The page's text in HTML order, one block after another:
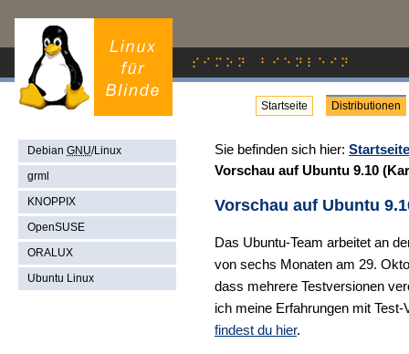
Startseite Distributionen
Debian GNU/Linux
grml
KNOPPIX
OpenSUSE
ORALUX
Ubuntu Linux
Sie befinden sich hier: Startseite
Vorschau auf Ubuntu 9.10
Vorschau auf Ubuntu
Das Ubuntu-Team arbeitet an
von sechs Monaten am 29.
dass mehrere Testversionen
ich meine Erfahrungen mit
findest du hier.